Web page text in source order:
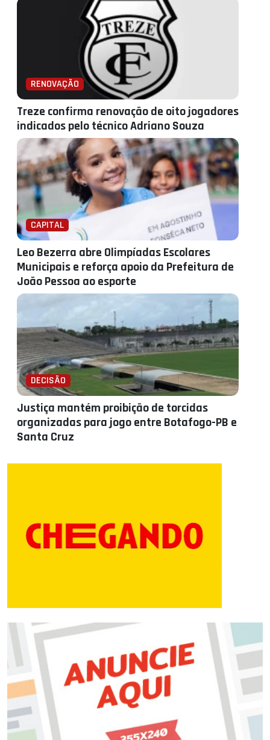
RENOVAÇÃO
Treze confirma renovação de oito jogadores
indicados pelo técnico Adriano Souza
CAPITAL
Leo Bezerra abre Olimpíadas Escolares
Municipais e reforça apoio da Prefeitura de
João Pessoa ao esporte
DECISÃO
Justiça mantém proibição de torcidas
organizadas para jogo entre Botafogo-PB e
Santa Cruz